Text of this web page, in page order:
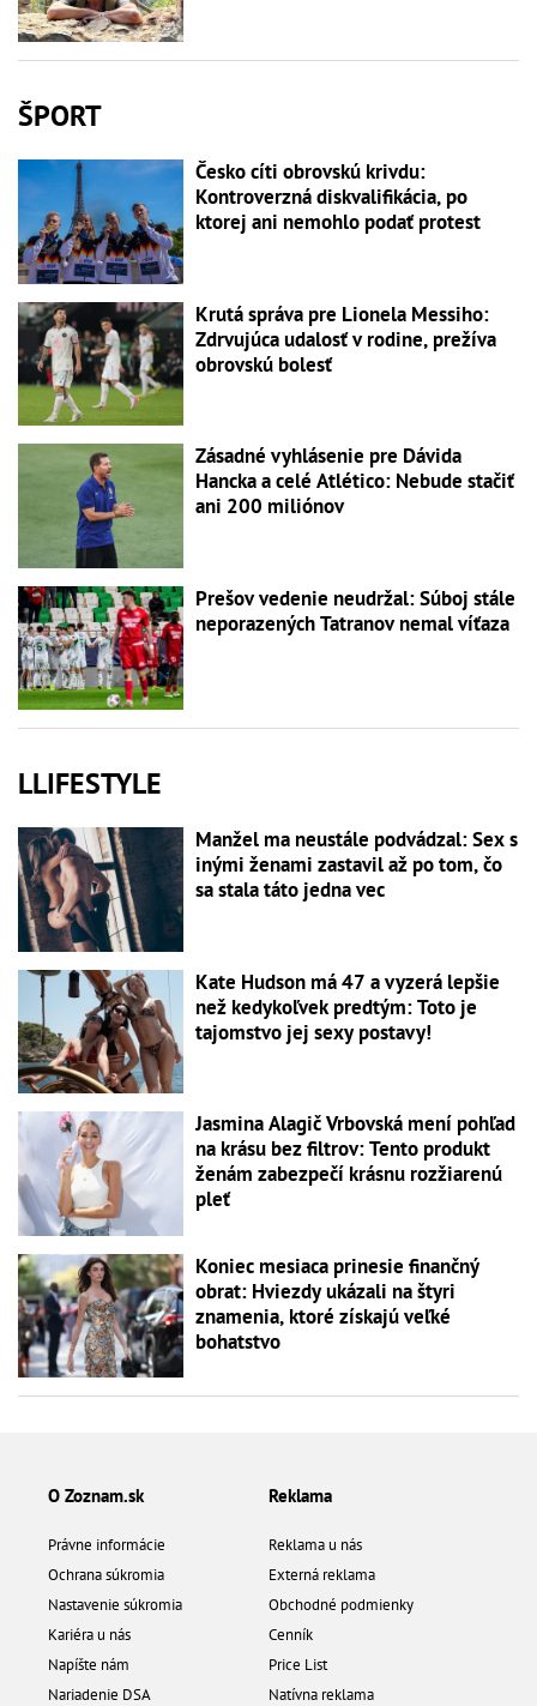
ŠPORT
Česko cíti obrovskú krivdu:
Kontroverzná diskvalifikácia, po
ktorej ani nemohlo podať protest
Krutá správa pre Lionela Messiho:
Zdrvujúca udalosť v rodine, prežíva
obrovskú bolesť
Zásadné vyhlásenie pre Dávida
Hancka a celé Atlético: Nebude stačiť
ani 200 miliónov
Prešov vedenie neudržal: Súboj stále
neporazených Tatranov nemal víťaza
LLIFESTYLE
Manžel ma neustále podvádzal: Sex s
inými ženami zastavil až po tom, čo
sa stala táto jedna vec
Kate Hudson má 47 a vyzerá lepšie
než kedykoľvek predtým: Toto je
tajomstvo jej sexy postavy!
Jasmina Alagič Vrbovská mení pohľad
na krásu bez filtrov: Tento produkt
ženám zabezpečí krásnu rozžiarenú
pleť
Koniec mesiaca prinesie finančný
obrat: Hviezdy ukázali na štyri
znamenia, ktoré získajú veľké
bohatstvo
O Zoznam.sk
Právne informácie
Ochrana súkromia
Nastavenie súkromia
Kariéra u nás
Napíšte nám
Nariadenie DSA
Reklama
Reklama u nás
Externá reklama
Obchodné podmienky
Cenník
Price List
Natívna reklama